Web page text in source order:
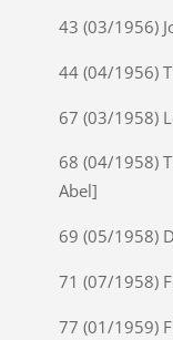
43 (03/1956)
44 (04/1956)
67 (03/1958)
68 (04/1958)
Abel]
69 (05/1958)
71 (07/1958)
77 (01/1959)